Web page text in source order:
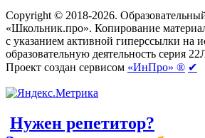
Copyright © 2018-2026.
«Школьник.про». Копирование
с указанием активной гиперссылки на
образовательную деятельность серия
Проект создан сервисом «ИнПро» ® ✔
Нужен репетитор?